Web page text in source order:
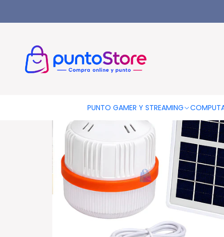
PUNTO GAMER Y STREAMING